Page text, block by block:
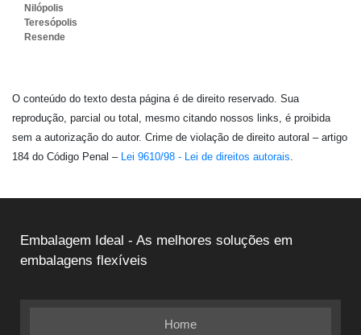
Nilópolis
Teresópolis
Resende
O conteúdo do texto desta página é de direito reservado. Sua
reprodução, parcial ou total, mesmo citando nossos links, é proibida
sem a autorização do autor. Crime de violação de direito autoral – artigo
184 do Código Penal – Lei 9610/98 - Lei de direitos autorais.
Embalagem Ideal - As melhores soluções em
embalagens flexíveis
Home